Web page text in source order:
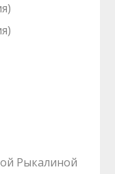
Рыкалиной